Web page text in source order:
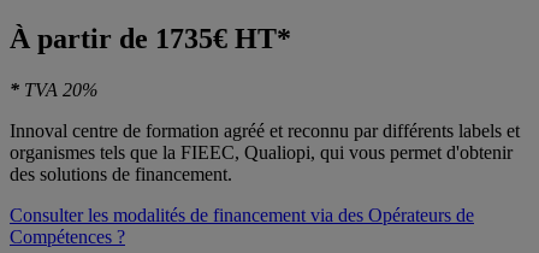
À partir de 1735€ HT*
* TVA 20%
Innoval centre de formation agréé et reconnu par différents labels et
organismes tels que la FIEEC, Qualiopi, qui vous permet d'obtenir
des solutions de financement.
Consulter les modalités de financement via des Opérateurs de
Compétences ?